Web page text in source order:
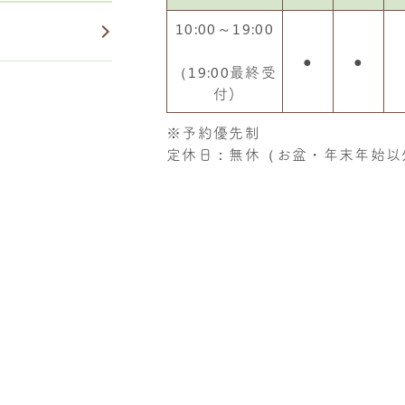
10:00～19:00
（19:00最終受
付)
● ●
※予約優先制
定休日：無休（お盆・年末年始以